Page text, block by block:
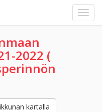
2022 (
kartalla